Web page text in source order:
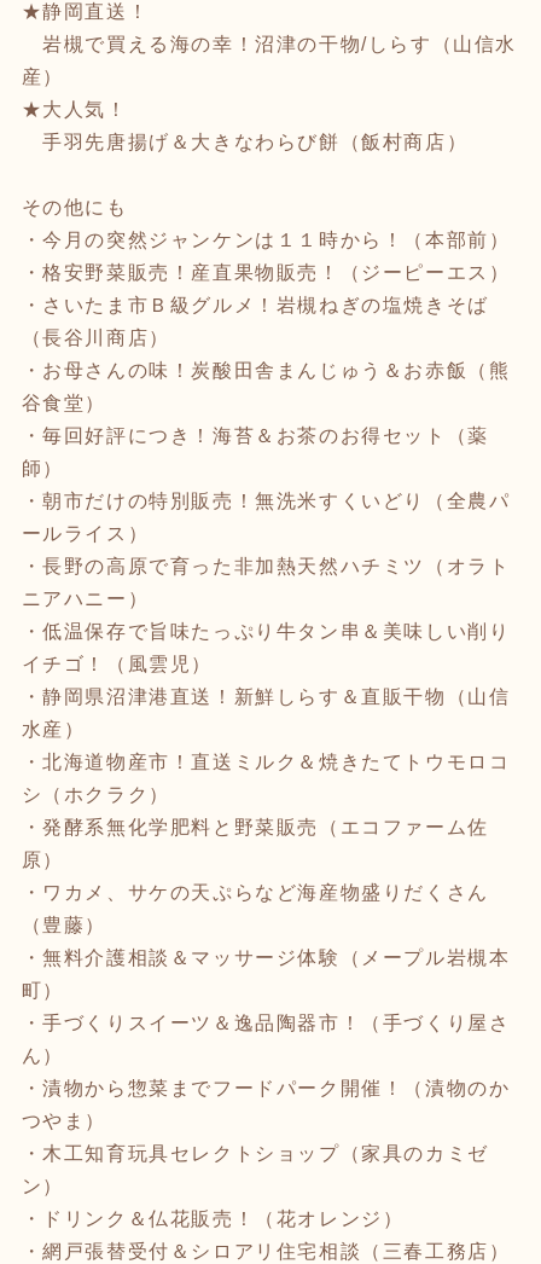
★静岡直送！
岩槻で買える海の幸！沼津の干物/しらす（山信水
産）
★大人気！
手羽先唐揚げ＆大きなわらび餅（飯村商店）
その他にも
・今月の突然ジャンケンは１１時から！（本部前）
・格安野菜販売！産直果物販売！（ジーピーエス）
・さいたま市Ｂ級グルメ！岩槻ねぎの塩焼きそば
（長谷川商店）
・お母さんの味！炭酸田舎まんじゅう＆お赤飯（熊
谷食堂）
・毎回好評につき！海苔＆お茶のお得セット（薬
師）
・朝市だけの特別販売！無洗米すくいどり（全農パ
ールライス）
・長野の高原で育った非加熱天然ハチミツ（オラト
ニアハニー）
・低温保存で旨味たっぷり牛タン串＆美味しい削り
イチゴ！（風雲児）
・静岡県沼津港直送！新鮮しらす＆直販干物（山信
水産）
・北海道物産市！直送ミルク＆焼きたてトウモロコ
シ（ホクラク）
・発酵系無化学肥料と野菜販売（エコファーム佐
原）
・ワカメ、サケの天ぷらなど海産物盛りだくさん
（豊藤）
・無料介護相談＆マッサージ体験（メープル岩槻本
町）
・手づくりスイーツ＆逸品陶器市！（手づくり屋さ
ん）
・漬物から惣菜までフードパーク開催！（漬物のか
つやま）
・木工知育玩具セレクトショップ（家具のカミゼ
ン）
・ドリンク＆仏花販売！（花オレンジ）
・網戸張替受付＆シロアリ住宅相談（三春工務店）